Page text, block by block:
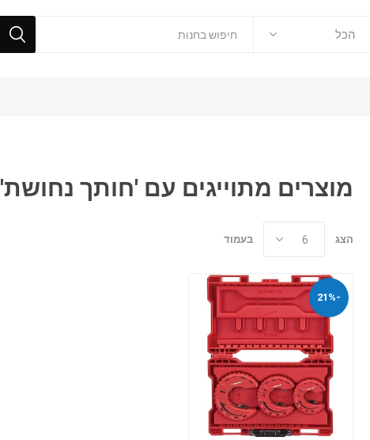
מוצרים מתוייגים עם 'חותך נחושת'
הצג בעמוד
-21%